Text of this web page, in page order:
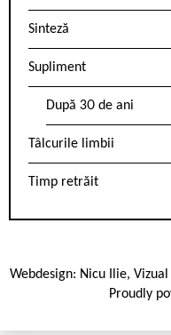
Sinteză
Supliment
După 30 de ani
Tâlcurile limbii
Timp retrăit
Webdesign: Nicu Ilie,
Proudly